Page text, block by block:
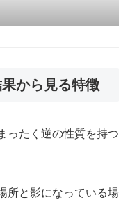
から見る特徴
ったく逆の性質を持つ
所と影になっている場